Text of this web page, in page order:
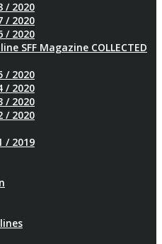
/ 2020
/ 2020
/ 2020
SFF Magazine COLLECTED
/ 2020
/ 2020
/ 2020
/ 2020
/ 2019